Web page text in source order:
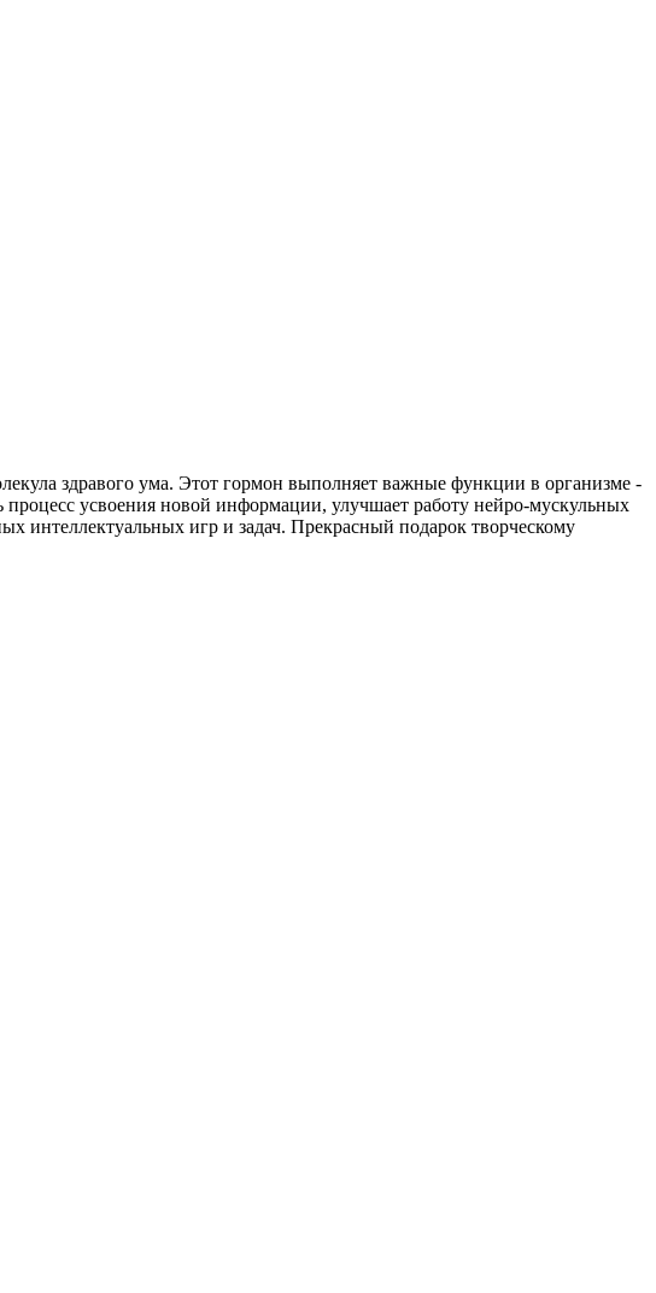
здравого ума. Этот гормон выполняет важные функции в организме -
процесс усвоения новой информации, улучшает работу нейро-мускульных
интеллектуальных игр и задач. Прекрасный подарок творческому